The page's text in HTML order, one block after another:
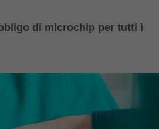
di microchip per tutti i